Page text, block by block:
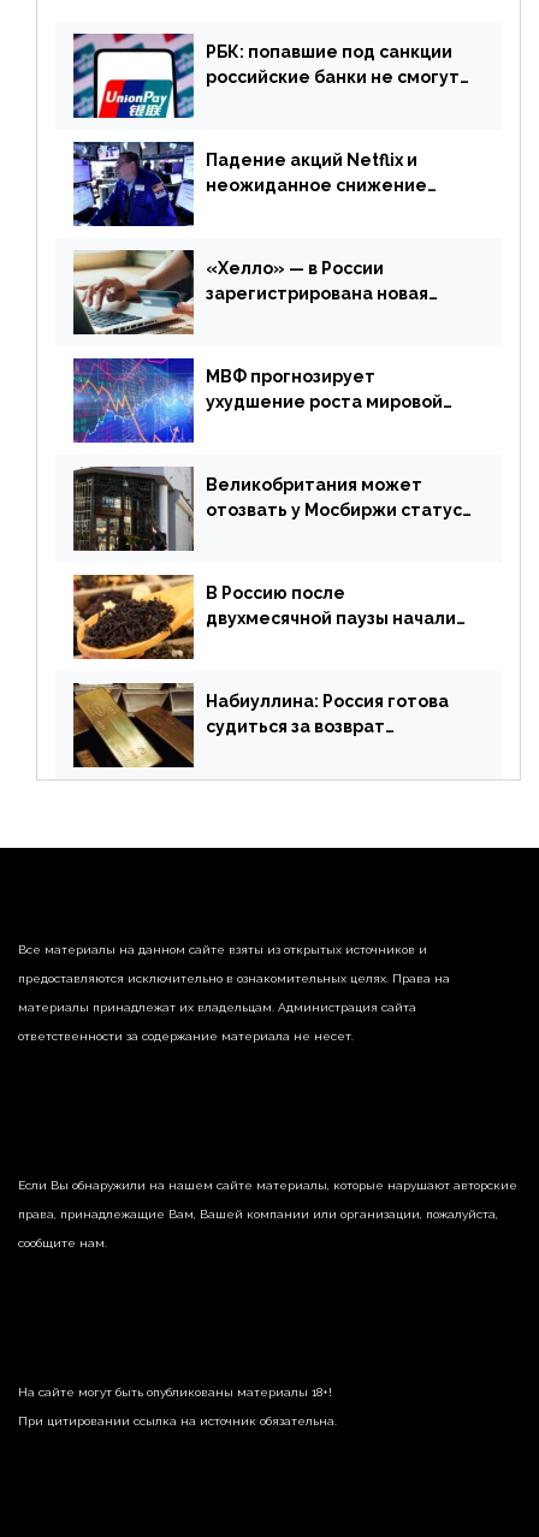
РБК: попавшие под санкции
российские банки не смогут
Падение акций Netflix и
неожиданное снижение
апреля
«Хелло» — в России
зарегистрирована новая
МВФ прогнозирует
ухудшение роста мировой
апреля
Великобритания может
отозвать у Мосбиржи статус
В Россию после
двухмесячной паузы начали
Набиуллина: Россия готова
судиться за возврат
страны
Все материалы на данном сайте взяты из открытых источников и
предоставляются исключительно в ознакомительных целях. Права на
материалы принадлежат их владельцам. Администрация сайта
ответственности за содержание материала не несет.
Если Вы обнаружили на нашем сайте материалы, которые нарушают авторские
права, принадлежащие Вам, Вашей компании или организации, пожалуйста,
сообщите нам.
На сайте могут быть опубликованы материалы 18+!
При цитировании ссылка на источник обязательна.